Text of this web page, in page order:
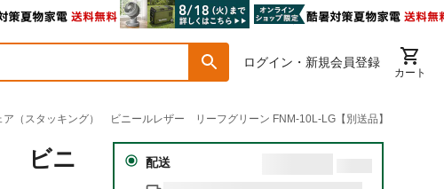
ログイン・新規会員登録
カート
ア（スタッキング） ビニールレザー リーフグリーン FNM-10L-LG【別送品】
ビニ
配送